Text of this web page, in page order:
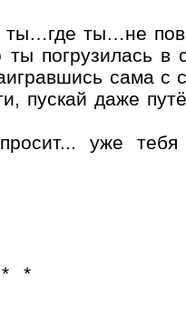
ты…где ты…не
погрузилась в
сама с
пускай даже
уже
*